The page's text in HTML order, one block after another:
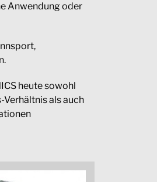
Anwendung oder
heute sowohl
als auch